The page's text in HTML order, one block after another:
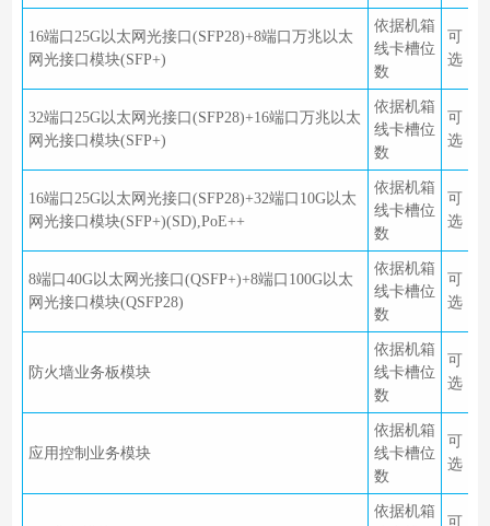
16端口25G以太网光接口(SFP28)+8端口万兆以太
网光接口模块(SFP+)
依据机箱
线卡槽位
数
可
选
32端口25G以太网光接口(SFP28)+16端口万兆以太
网光接口模块(SFP+)
依据机箱
线卡槽位
数
可
选
16端口25G以太网光接口(SFP28)+32端口10G以太
网光接口模块(SFP+)(SD),PoE++
依据机箱
线卡槽位
数
可
选
8端口40G以太网光接口(QSFP+)+8端口100G以太
网光接口模块(QSFP28)
依据机箱
线卡槽位
数
可
选
防火墙业务板模块
依据机箱
线卡槽位
数
可
选
应用控制业务模块
依据机箱
线卡槽位
数
可
选
依据机箱
可